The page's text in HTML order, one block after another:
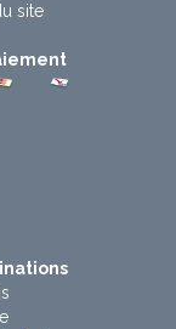
site